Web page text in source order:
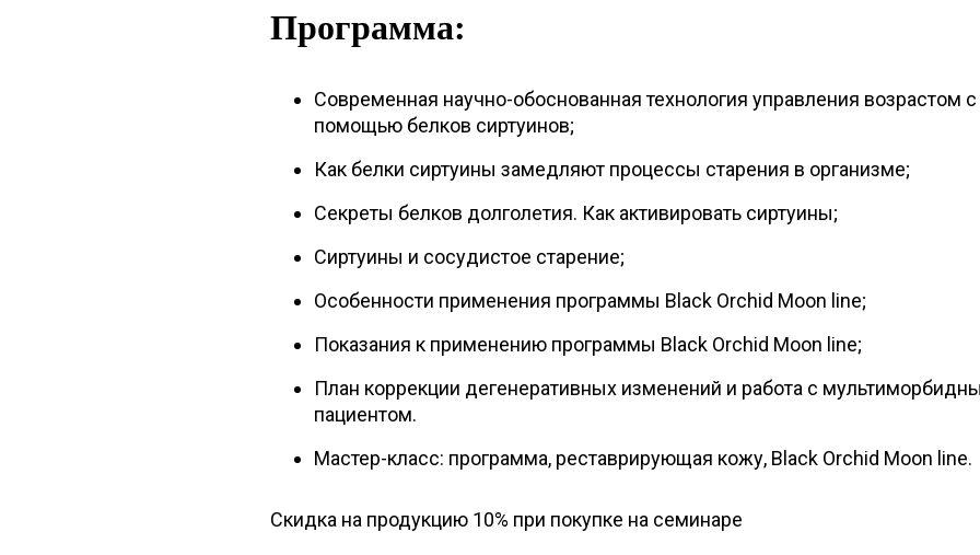
Программа:
Современная научно-обоснованная технология управления возрастом с
помощью белков сиртуинов;
Как белки сиртуины замедляют процессы старения в организме;
Секреты белков долголетия. Как активировать сиртуины;
Сиртуины и сосудистое старение;
Особенности применения программы Black Orchid Moon line;
Показания к применению программы Black Orchid Moon line;
План коррекции дегенеративных изменений и работа с
пациентом.
Мастер-класс: программа, реставрирующая кожу, Black Orchid Moon line.
Скидка на продукцию 10% при покупке на семинаре